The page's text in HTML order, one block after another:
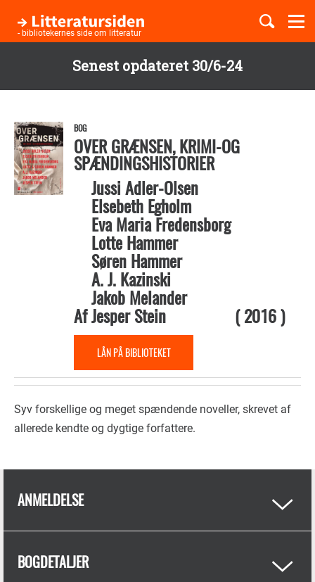
Senest opdateret 30/6-24
hovedindhold
- bibliotekernes side om litteratur
Børnebøger
Temaer
BOG
OVER GRÆNSEN, KRIMI-OG
SPÆNDINGSHISTORIER
Af
Jussi Adler-Olsen
Elsebeth Egholm
Eva Maria Fredensborg
Lotte Hammer
Søren Hammer
A. J. Kazinski
Jakob Melander
Jesper Stein (2016)
LÅN PÅ BIBLIOTEKET
Syv forskellige og meget spændende noveller, skrevet af
allerede kendte og dygtige forfattere.
ANMELDELSE
BOGDETALJER